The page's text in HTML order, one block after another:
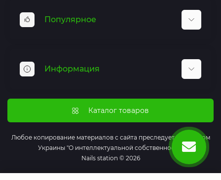
Популярное
Гель лаки
Гель для наращивания
Все для дезинфекции и стерилизации
Вспомогательные жидкости
Средства для ухода
Информация
Оплата и доставка
Как оформить заказ
Система лояльности
Политика безопасности
Каталог товаров
Любое копирование материалов с сайта преследуется Законом
Украины "О интеллектуальной собственности"
Nails station © 2026